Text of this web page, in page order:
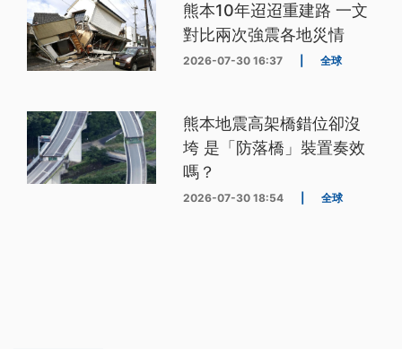
熊本10年迢迢重建路 一文
對比兩次強震各地災情
2026-07-30 16:37 全球
熊本地震高架橋錯位卻沒
垮 是「防落橋」裝置奏效
嗎？
2026-07-30 18:54 全球